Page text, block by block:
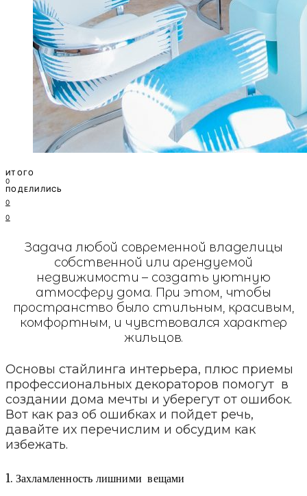
ИТОГО
0
ПОДЕЛИЛИСЬ
0
0
Задача любой современной владелицы
собственной или арендуемой
недвижимости – создать уютную
атмосферу дома. При этом, чтобы
пространство было стильным, красивым,
комфортным, и чувствовался характер
жильцов.
Основы стайлинга интерьера, плюс приемы
профессиональных декораторов помогут в
создании дома мечты и уберегут от ошибок.
Вот как раз об ошибках и пойдет речь,
давайте их перечислим и обсудим как
избежать.
1. Захламленность лишними вещами